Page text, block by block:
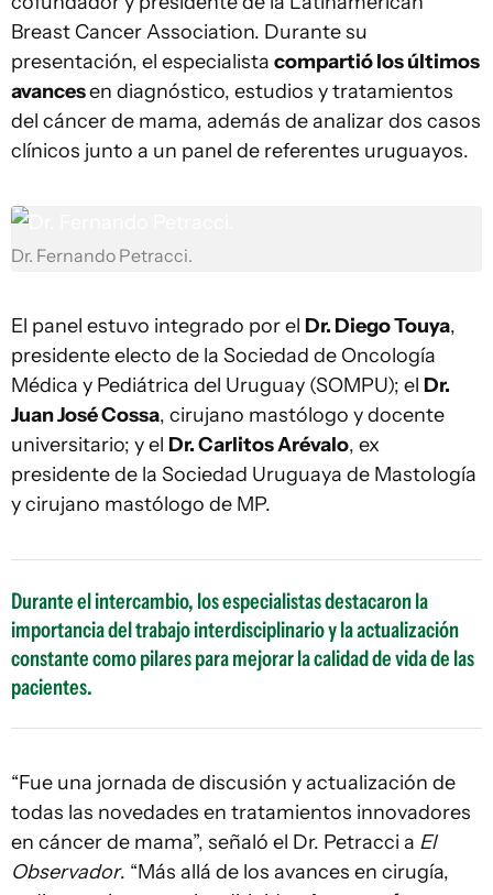
Breast Cancer Association. Durante su
presentación, el especialista compartió los últimos
avancesen diagnóstico, estudios y tratamientos
del cáncer de mama, además de analizar dos casos
clínicos junto a un panel de referentes uruguayos.
Dr. Fernando Petracci.
El panel estuvo integrado por el Dr. Diego Touya,
presidente electo de la Sociedad de Oncología
Médica y Pediátrica del Uruguay (SOMPU); el Dr.
Juan José Cossa, cirujano mastólogo y docente
universitario; y el Dr. Carlitos Arévalo, ex
presidente de la Sociedad Uruguaya de Mastología
y cirujano mastólogo de MP.
Durante el intercambio, los especialistas destacaron la
importancia del trabajo interdisciplinario y la actualización
constante como pilares para mejorar la calidad de vida de las
pacientes.
“Fue una jornada de discusión y actualización de
todas las novedades en tratamientos innovadores
en cáncer de mama”, señaló el Dr. Petracci a El
Observador. “Más allá de los avances en cirugía,